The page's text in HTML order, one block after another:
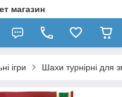
магазин
ігри Шахи турнірні для